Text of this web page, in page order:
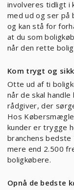
involveres tidligt i
med ud og ser på
og kan stå for
at du som
når den rette
Kom trygt og
Otte ud af ti
når de skal
rådgiver, der
Hos
kunder er trygge
branchens bedste
mere end 2.500
boligkøbere.
Opnå de bedste